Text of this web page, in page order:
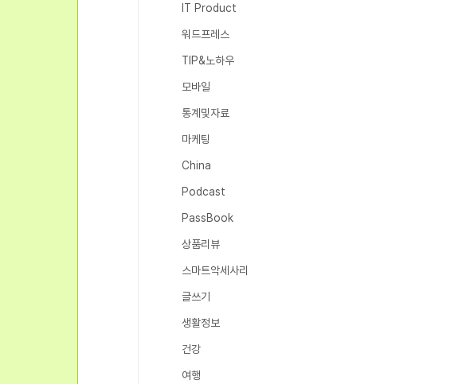
IT Product
워드프레스
TIP&노하우
모바일
통계및자료
마케팅
China
Podcast
PassBook
상품리뷰
스마트악세사리
글쓰기
생활정보
건강
여행